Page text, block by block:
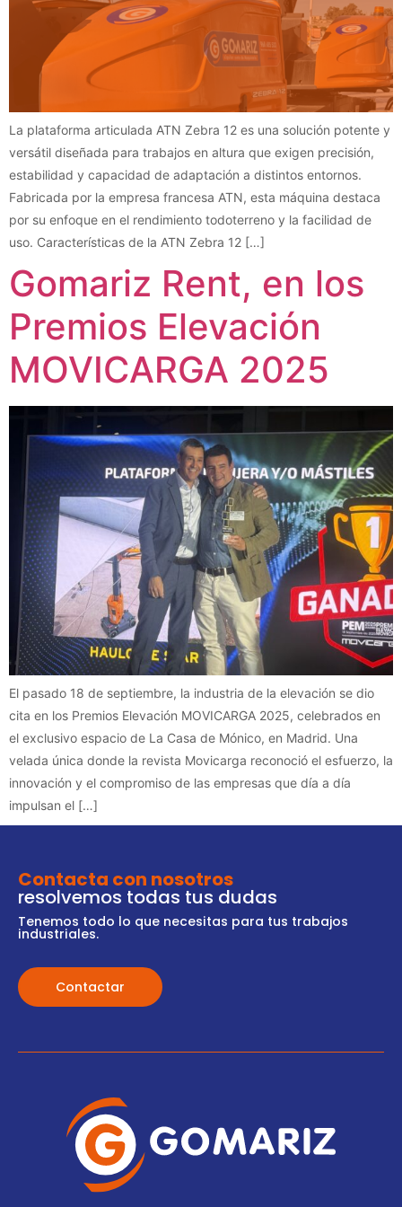
La plataforma articulada ATN Zebra 12 es una solución potente y
versátil diseñada para trabajos en altura que exigen precisión,
estabilidad y capacidad de adaptación a distintos entornos.
Fabricada por la empresa francesa ATN, esta máquina destaca
por su enfoque en el rendimiento todoterreno y la facilidad de
uso. Características de la ATN Zebra 12 […]
Gomariz Rent, en los
Premios Elevación
MOVICARGA 2025
El pasado 18 de septiembre, la industria de la elevación se dio
cita en los Premios Elevación MOVICARGA 2025, celebrados en
el exclusivo espacio de La Casa de Mónico, en Madrid. Una
velada única donde la revista Movicarga reconoció el esfuerzo, la
innovación y el compromiso de las empresas que día a día
impulsan el […]
Contacta con nosotros
resolvemos todas tus dudas
Tenemos todo lo que necesitas para tus trabajos
industriales.
Contactar